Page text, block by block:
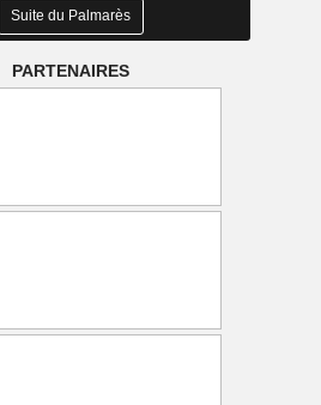
Suite du Palmarès
PARTENAIRES